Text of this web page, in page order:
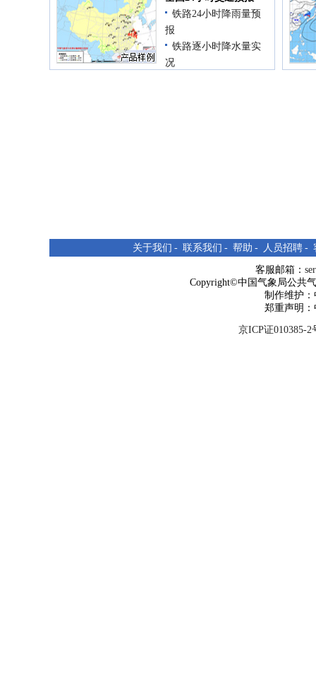
全国10天最低气温分
布
铁路24小时降雨量预
报
铁路逐小时降水量实
况
关于我们 - 联系我们 - 帮助 - 人员招聘 -
客服邮箱：
Copyright©中国气象局公共
制作维护
郑重声明
京ICP证010385-2